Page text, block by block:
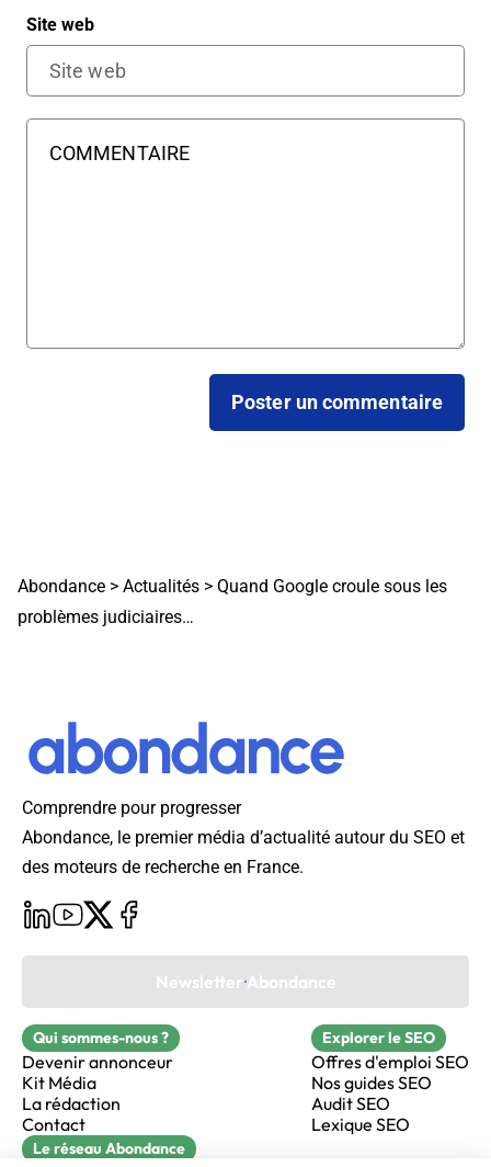
Site web
Abondance > Actualités > Quand Google croule sous les
problèmes judiciaires…
Comprendre pour progresser
Abondance, le premier média d’actualité autour du SEO et
des moteurs de recherche en France.
Newsletter Abondance
Qui sommes-nous ?
Devenir annonceur
Kit Média
La rédaction
Contact
Explorer le SEO
Offres d'emploi SEO
Nos guides SEO
Audit SEO
Lexique SEO
Le réseau Abondance